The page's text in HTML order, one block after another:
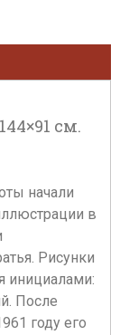
см.
начали
в
Рисунки
инициалами:
После
году его